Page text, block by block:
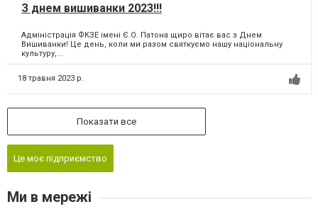
З днем вишиванки 2023!!!
Адміністрація ФКЗЕ імені Є.О. Патона щиро вітає вас з Днем
Вишиванки! Це день, коли ми разом святкуємо нашу національну
культуру,...
18 травня 2023 р.
Показати все
Це моє підприємство
Ми в мережі